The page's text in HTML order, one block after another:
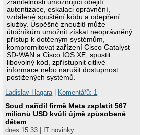
zranitelnosti umožňující obejití
autentizace, eskalaci oprávnění,
vzdálené spuštění kódu a odepření
služby. Úspěšné zneužití může
útočníkům umožnit získat neoprávněný
přístup k dotčeným systémům,
kompromitovat zařízení Cisco Catalyst
SD-WAN a Cisco IOS XE, spustit
libovolný kód, zpřístupnit citlivé
informace nebo narušit dostupnost
postižených systémů.
Ladislav Hagara| Komentářů: 1
Soud nařídil firmě Meta zaplatit 567
milionů USD kvůli újmě způsobené
dětem
dnes 15:33 | IT novinky